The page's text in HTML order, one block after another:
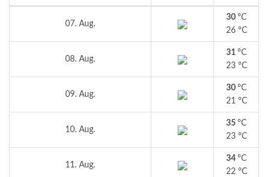
07. Aug.
30 °C
26 °C
08. Aug.
31 °C
23 °C
09. Aug.
30 °C
21 °C
10. Aug.
35 °C
23 °C
11. Aug.
34 °C
22 °C